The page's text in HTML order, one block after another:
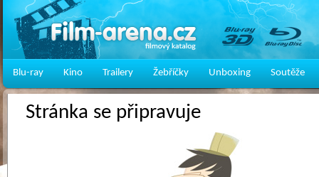
Blu-ray Kino Trailery Žebříčky Unboxing Soutěže
Stránka se připravuje